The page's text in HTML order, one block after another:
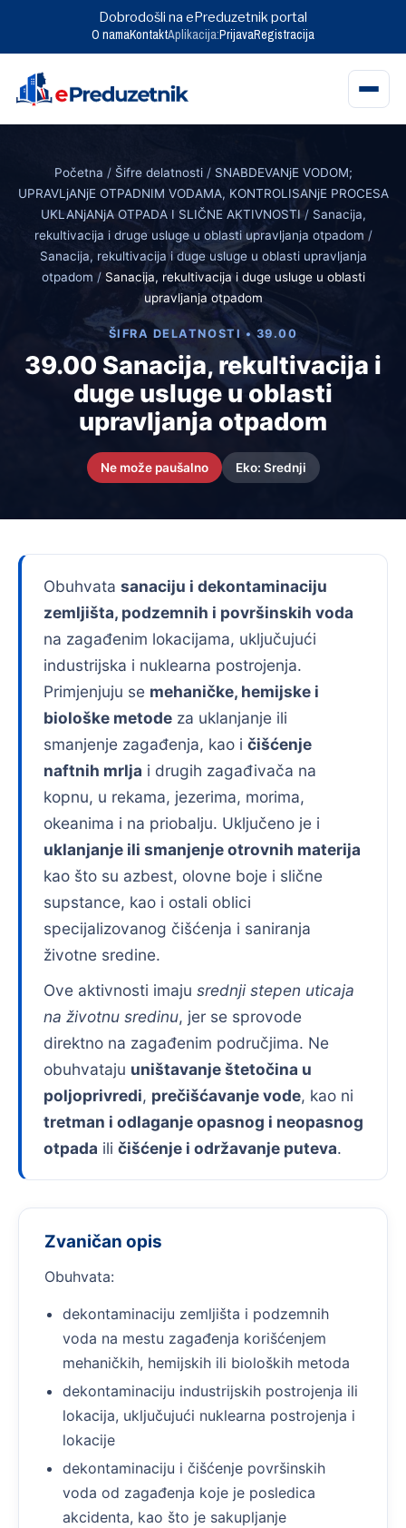
Dobrodošli na ePreduzetnik portal
O namaKontaktAplikacija:PrijavaRegistracija
Početna / Šifre delatnosti/ SNABDEVANjE VODOM;
UPRAVLjANjE OTPADNIM VODAMA, KONTROLISANjE PROCESA
UKLANjANjA OTPADA I SLIČNE AKTIVNOSTI/ Sanacija,
rekultivacija i druge usluge u oblasti upravljanja otpadom /
Sanacija, rekultivacija i duge usluge u oblasti upravljanja
otpadom / Sanacija, rekultivacija i duge usluge u oblasti
upravljanja otpadom
ŠIFRA DELATNOSTI • 39.00
39.00 Sanacija, rekultivacija i
duge usluge u oblasti
upravljanja otpadom
Ne može paušalno Eko: Srednji
Obuhvata sanaciju i dekontaminaciju
zemljišta, podzemnih i površinskih voda
na zagađenim lokacijama, uključujući
industrijska i nuklearna postrojenja.
Primjenjuju se mehaničke, hemijske i
biološke metode za uklanjanje ili
smanjenje zagađenja, kao i čišćenje
naftnih mrlja i drugih zagađivača na
kopnu, u rekama, jezerima, morima,
okeanima i na priobalju. Uključeno je i
uklanjanje ili smanjenje otrovnih materija
kao što su azbest, olovne boje i slične
supstance, kao i ostali oblici
specijalizovanog čišćenja i saniranja
životne sredine.
Ove aktivnosti imaju srednji stepen uticaja
na životnu sredinu, jer se sprovode
direktno na zagađenim područjima. Ne
obuhvataju uništavanje štetočina u
poljoprivredi, prečišćavanje vode, kao ni
tretman i odlaganje opasnog i neopasnog
otpada ili čišćenje i održavanje puteva.
Zvaničan opis
Obuhvata:
dekontaminaciju zemljišta i podzemnih
voda na mestu zagađenja korišćenjem
mehaničkih, hemijskih ili bioloških metoda
dekontaminaciju industrijskih postrojenja ili
lokacija, uključujući nuklearna postrojenja i
lokacije
dekontaminaciju i čišćenje površinskih
voda od zagađenja koje je posledica
akcidenta, kao što je sakupljanje